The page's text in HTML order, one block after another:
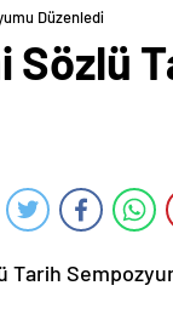
Düzenledi
Tarih